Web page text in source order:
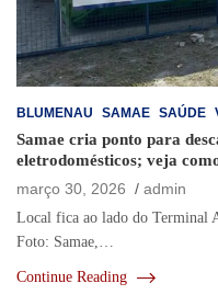
BLUMENAU SAMAE SAÚDE
Samae cria ponto para
eletrodomésticos; veja
março 30, 2026
admin
Local fica ao lado do Terminal
Foto: Samae,…
Continue Reading